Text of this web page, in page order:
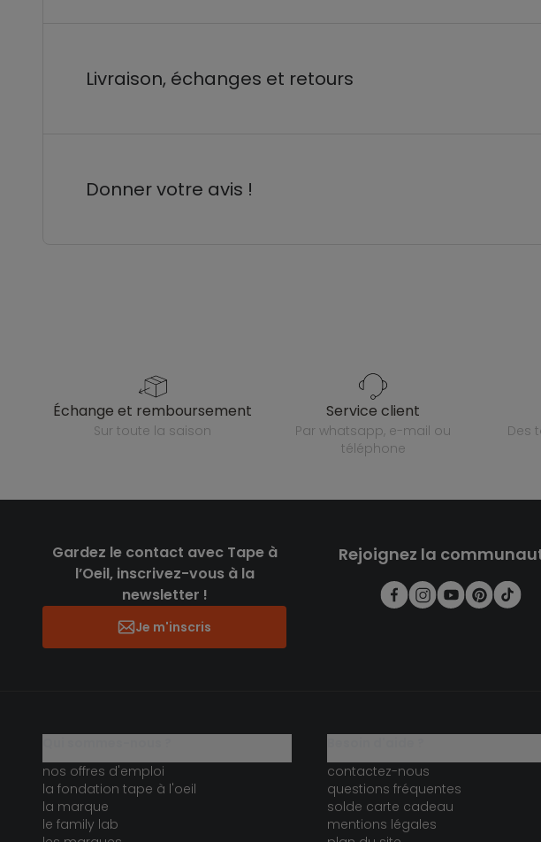
Livraison, échanges et retours
Donner votre avis !
échange et remboursement
sur toute la saison
service client
par whatsapp, e-mail ou
téléphone
Gardez le contact avec Tape à
l’Oeil, inscrivez-vous à la
newsletter !
Je m'inscris
Rejoignez la
nos offres d'emploi
la fondation tape à l'oeil
la marque
le family lab
contactez-nous
questions fréquentes
solde carte cadeau
mentions légales